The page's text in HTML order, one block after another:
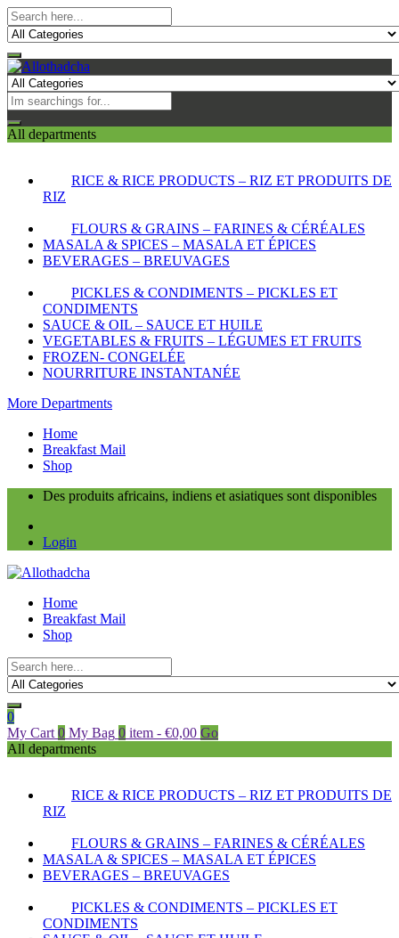
All departments
RICE & RICE PRODUCTS – RIZ ET PRODUITS DE
RIZ
FLOURS & GRAINS – FARINES & CÉRÉALES
MASALA & SPICES – MASALA ET ÉPICES
BEVERAGES – BREUVAGES
PICKLES & CONDIMENTS – PICKLES ET
CONDIMENTS
SAUCE & OIL – SAUCE ET HUILE
VEGETABLES & FRUITS – LÉGUMES ET FRUITS
FROZEN- CONGELÉE
NOURRITURE INSTANTANÉE
More Departments
Home
Breakfast Mail
Shop
Des produits africains, indiens et asiatiques sont disponibles
Login
Home
Breakfast Mail
Shop
0
My Cart 0 My Bag 0 item - €0,00 Go
All departments
RICE & RICE PRODUCTS – RIZ ET PRODUITS DE
RIZ
FLOURS & GRAINS – FARINES & CÉRÉALES
MASALA & SPICES – MASALA ET ÉPICES
BEVERAGES – BREUVAGES
PICKLES & CONDIMENTS – PICKLES ET
CONDIMENTS